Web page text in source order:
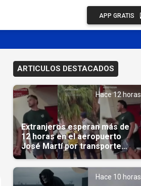
APP GRATIS
ARTICULOS DESTACADOS
Hace 12 horas
Extranjeros esperan más de
12 horas en el aeropuerto
José Martí por transporte
reservado semanas
antes(Video)
Hace 10 horas